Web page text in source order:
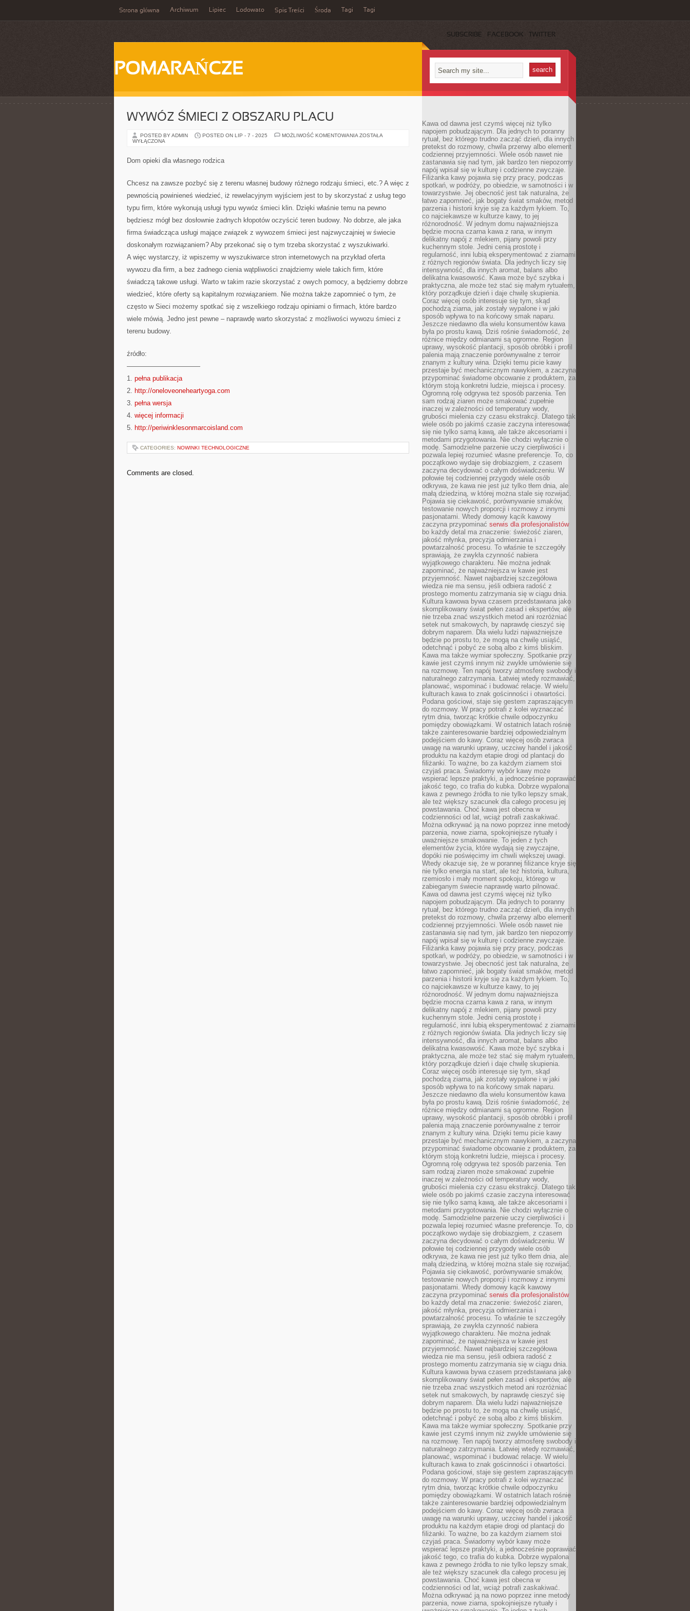
Strona główna Archiwum Lipiec Lodowato Spis Treści Środa Tagi Tagi
SUBSCRIBE FACEBOOK TWITTER
POMARAŃCZE
WYWÓZ ŚMIECI Z OBSZARU PLACU
POSTED BY ADMIN POSTED ON LIP - 7 - 2025 MOŻLIWOŚĆ KOMENTOWANIA WYWÓZ
ZOSTAŁA
WYŁĄCZONA
Dom opieki dla własnego rodzica
Chcesz na zawsze pozbyć się z terenu własnej budowy różnego rodzaju śmieci, etc.? A więc z
pewnością powinieneś wiedzieć, iż rewelacyjnym wyjściem jest to by skorzystać z usług tego
typu firm, które wykonują usługi typu wywóz śmieci klin. Dzięki właśnie temu na pewno
będziesz mógł bez dosłownie żadnych kłopotów oczyścić teren budowy. No dobrze, ale jaka
firma świadcząca usługi mające związek z wywozem śmieci jest najzwyczajniej w świecie
doskonałym rozwiązaniem? Aby przekonać się o tym trzeba skorzystać z wyszukiwarki.
A więc wystarczy, iż wpiszemy w wyszukiwarce stron internetowych na przykład oferta
wywozu dla firm, a bez żadnego cienia wątpliwości znajdziemy wiele takich firm, które
świadczą takowe usługi. Warto w takim razie skorzystać z owych pomocy, a będziemy dobrze
wiedzieć, które oferty są kapitalnym rozwiązaniem. Nie można także zapomnieć o tym, że
często w Sieci możemy spotkać się z wszelkiego rodzaju opiniami o firmach, które bardzo
wiele mówią. Jedno jest pewne – naprawdę warto skorzystać z możliwości wywozu śmieci z
terenu budowy.
źródło:
———————————
1. pełna publikacja
2. http://oneloveoneheartyoga.com
3. pełna wersja
4. więcej informacji
5. http://periwinklesonmarcoisland.com
CATEGORIES: NOWINKI TECHNOLOGICZNE
Comments are closed.
Kawa od dawna jest czymś więcej niż tylko
napojem pobudzającym. Dla jednych to poranny
rytuał, bez którego trudno zacząć dzień, dla innych
pretekst do rozmowy, chwila przerwy albo element
codziennej przyjemności. Wiele osób nawet nie
zastanawia się nad tym, jak bardzo ten niepozorny
napój wpisał się w kulturę i codzienne zwyczaje.
Filiżanka kawy pojawia się przy pracy, podczas
spotkań, w podróży, po obiedzie, w samotności i w
towarzystwie. Jej obecność jest tak naturalna, że
łatwo zapomnieć, jak bogaty świat smaków, metod
parzenia i historii kryje się za każdym łykiem. To,
co najciekawsze w kulturze kawy, to jej
różnorodność. W jednym domu najważniejsza
będzie mocna czarna kawa z rana, w innym
delikatny napój z mlekiem, pijany powoli przy
kuchennym stole. Jedni cenią prostotę i
regularność, inni lubią eksperymentować z ziarnami
z różnych regionów świata. Dla jednych liczy się
intensywność, dla innych aromat, balans albo
delikatna kwasowość. Kawa może być szybka i
praktyczna, ale może też stać się małym rytuałem,
który porządkuje dzień i daje chwilę skupienia.
Coraz więcej osób interesuje się tym, skąd
pochodzą ziarna, jak zostały wypalone i w jaki
sposób wpływa to na końcowy smak naparu.
Jeszcze niedawno dla wielu konsumentów kawa
była po prostu kawą. Dziś rośnie świadomość, że
różnice między odmianami są ogromne. Region
uprawy, wysokość plantacji, sposób obróbki i profil
palenia mają znaczenie porównywalne z terroir
znanym z kultury wina. Dzięki temu picie kawy
przestaje być mechanicznym nawykiem, a zaczyna
przypominać świadome obcowanie z produktem, za
którym stoją konkretni ludzie, miejsca i procesy.
Ogromną rolę odgrywa też sposób parzenia. Ten
sam rodzaj ziaren może smakować zupełnie
inaczej w zależności od temperatury wody,
grubości mielenia czy czasu ekstrakcji. Dlatego tak
wiele osób po jakimś czasie zaczyna interesować
się nie tylko samą kawą, ale także akcesoriami i
metodami przygotowania. Nie chodzi wyłącznie o
modę. Samodzielne parzenie uczy cierpliwości i
pozwala lepiej rozumieć własne preferencje. To, co
początkowo wydaje się drobiazgiem, z czasem
zaczyna decydować o całym doświadczeniu. W
połowie tej codziennej przygody wiele osób
odkrywa, że kawa nie jest już tylko tłem dnia, ale
małą dziedziną, w której można stale się rozwijać.
Pojawia się ciekawość, porównywanie smaków,
testowanie nowych proporcji i rozmowy z innymi
pasjonatami. Wtedy domowy kącik kawowy
zaczyna przypominać serwis dla profesjonalistów
bo każdy detal ma znaczenie: świeżość ziaren,
jakość młynka, precyzja odmierzania i
powtarzalność procesu. To właśnie te szczegóły
sprawiają, że zwykła czynność nabiera
wyjątkowego charakteru. Nie można jednak
zapominać, że najważniejsza w kawie jest
przyjemność. Nawet najbardziej szczegółowa
wiedza nie ma sensu, jeśli odbiera radość z
prostego momentu zatrzymania się w ciągu dnia.
Kultura kawowa bywa czasem przedstawiana jako
skomplikowany świat pełen zasad i ekspertów, ale
nie trzeba znać wszystkich metod ani rozróżniać
setek nut smakowych, by naprawdę cieszyć się
dobrym naparem. Dla wielu ludzi najważniejsze
będzie po prostu to, że mogą na chwilę usiąść,
odetchnąć i pobyć ze sobą albo z kimś bliskim.
Kawa ma także wymiar społeczny. Spotkanie przy
kawie jest czymś innym niż zwykłe umówienie się
na rozmowę. Ten napój tworzy atmosferę swobody i
naturalnego zatrzymania. Łatwiej wtedy rozmawiać,
planować, wspominać i budować relacje. W wielu
kulturach kawa to znak gościnności i otwartości.
Podana gościowi, staje się gestem zapraszającym
do rozmowy. W pracy potrafi z kolei wyznaczać
rytm dnia, tworząc krótkie chwile odpoczynku
pomiędzy obowiązkami. W ostatnich latach rośnie
także zainteresowanie bardziej odpowiedzialnym
podejściem do kawy. Coraz więcej osób zwraca
uwagę na warunki uprawy, uczciwy handel i jakość
produktu na każdym etapie drogi od plantacji do
filiżanki. To ważne, bo za każdym ziarnem stoi
czyjaś praca. Świadomy wybór kawy może
wspierać lepsze praktyki, a jednocześnie poprawiać
jakość tego, co trafia do kubka. Dobrze wypalona
kawa z pewnego źródła to nie tylko lepszy smak,
ale też większy szacunek dla całego procesu jej
powstawania. Choć kawa jest obecna w
codzienności od lat, wciąż potrafi zaskakiwać.
Można odkrywać ją na nowo poprzez inne metody
parzenia, nowe ziarna, spokojniejsze rytuały i
uważniejsze smakowanie. To jeden z tych
elementów życia, które wydają się zwyczajne,
dopóki nie poświęcimy im chwili większej uwagi.
Wtedy okazuje się, że w porannej filiżance kryje się
nie tylko energia na start, ale też historia, kultura,
rzemiosło i mały moment spokoju, którego w
zabieganym świecie naprawdę warto pilnować.
Kawa od dawna jest czymś więcej niż tylko
napojem pobudzającym. Dla jednych to poranny
rytuał, bez którego trudno zacząć dzień, dla innych
pretekst do rozmowy, chwila przerwy albo element
codziennej przyjemności. Wiele osób nawet nie
zastanawia się nad tym, jak bardzo ten niepozorny
napój wpisał się w kulturę i codzienne zwyczaje.
Filiżanka kawy pojawia się przy pracy, podczas
spotkań, w podróży, po obiedzie, w samotności i w
towarzystwie. Jej obecność jest tak naturalna, że
łatwo zapomnieć, jak bogaty świat smaków, metod
parzenia i historii kryje się za każdym łykiem. To,
co najciekawsze w kulturze kawy, to jej
różnorodność. W jednym domu najważniejsza
będzie mocna czarna kawa z rana, w innym
delikatny napój z mlekiem, pijany powoli przy
kuchennym stole. Jedni cenią prostotę i
regularność, inni lubią eksperymentować z ziarnami
z różnych regionów świata. Dla jednych liczy się
intensywność, dla innych aromat, balans albo
delikatna kwasowość. Kawa może być szybka i
praktyczna, ale może też stać się małym rytuałem,
który porządkuje dzień i daje chwilę skupienia.
Coraz więcej osób interesuje się tym, skąd
pochodzą ziarna, jak zostały wypalone i w jaki
sposób wpływa to na końcowy smak naparu.
Jeszcze niedawno dla wielu konsumentów kawa
była po prostu kawą. Dziś rośnie świadomość, że
różnice między odmianami są ogromne. Region
uprawy, wysokość plantacji, sposób obróbki i profil
palenia mają znaczenie porównywalne z terroir
znanym z kultury wina. Dzięki temu picie kawy
przestaje być mechanicznym nawykiem, a zaczyna
przypominać świadome obcowanie z produktem, za
którym stoją konkretni ludzie, miejsca i procesy.
Ogromną rolę odgrywa też sposób parzenia. Ten
sam rodzaj ziaren może smakować zupełnie
inaczej w zależności od temperatury wody,
grubości mielenia czy czasu ekstrakcji. Dlatego tak
wiele osób po jakimś czasie zaczyna interesować
się nie tylko samą kawą, ale także akcesoriami i
metodami przygotowania. Nie chodzi wyłącznie o
modę. Samodzielne parzenie uczy cierpliwości i
pozwala lepiej rozumieć własne preferencje. To, co
początkowo wydaje się drobiazgiem, z czasem
zaczyna decydować o całym doświadczeniu. W
połowie tej codziennej przygody wiele osób
odkrywa, że kawa nie jest już tylko tłem dnia, ale
małą dziedziną, w której można stale się rozwijać.
Pojawia się ciekawość, porównywanie smaków,
testowanie nowych proporcji i rozmowy z innymi
pasjonatami. Wtedy domowy kącik kawowy
zaczyna przypominać serwis dla profesjonalistów
bo każdy detal ma znaczenie: świeżość ziaren,
jakość młynka, precyzja odmierzania i
powtarzalność procesu. To właśnie te szczegóły
sprawiają, że zwykła czynność nabiera
wyjątkowego charakteru. Nie można jednak
zapominać, że najważniejsza w kawie jest
przyjemność. Nawet najbardziej szczegółowa
wiedza nie ma sensu, jeśli odbiera radość z
prostego momentu zatrzymania się w ciągu dnia.
Kultura kawowa bywa czasem przedstawiana jako
skomplikowany świat pełen zasad i ekspertów, ale
nie trzeba znać wszystkich metod ani rozróżniać
setek nut smakowych, by naprawdę cieszyć się
dobrym naparem. Dla wielu ludzi najważniejsze
będzie po prostu to, że mogą na chwilę usiąść,
odetchnąć i pobyć ze sobą albo z kimś bliskim.
Kawa ma także wymiar społeczny. Spotkanie przy
kawie jest czymś innym niż zwykłe umówienie się
na rozmowę. Ten napój tworzy atmosferę swobody i
naturalnego zatrzymania. Łatwiej wtedy rozmawiać,
planować, wspominać i budować relacje. W wielu
kulturach kawa to znak gościnności i otwartości.
Podana gościowi, staje się gestem zapraszającym
do rozmowy. W pracy potrafi z kolei wyznaczać
rytm dnia, tworząc krótkie chwile odpoczynku
pomiędzy obowiązkami. W ostatnich latach rośnie
także zainteresowanie bardziej odpowiedzialnym
podejściem do kawy. Coraz więcej osób zwraca
uwagę na warunki uprawy, uczciwy handel i jakość
produktu na każdym etapie drogi od plantacji do
filiżanki. To ważne, bo za każdym ziarnem stoi
czyjaś praca. Świadomy wybór kawy może
wspierać lepsze praktyki, a jednocześnie poprawiać
jakość tego, co trafia do kubka. Dobrze wypalona
kawa z pewnego źródła to nie tylko lepszy smak,
ale też większy szacunek dla całego procesu jej
powstawania. Choć kawa jest obecna w
codzienności od lat, wciąż potrafi zaskakiwać.
Można odkrywać ją na nowo poprzez inne metody
parzenia, nowe ziarna, spokojniejsze rytuały i